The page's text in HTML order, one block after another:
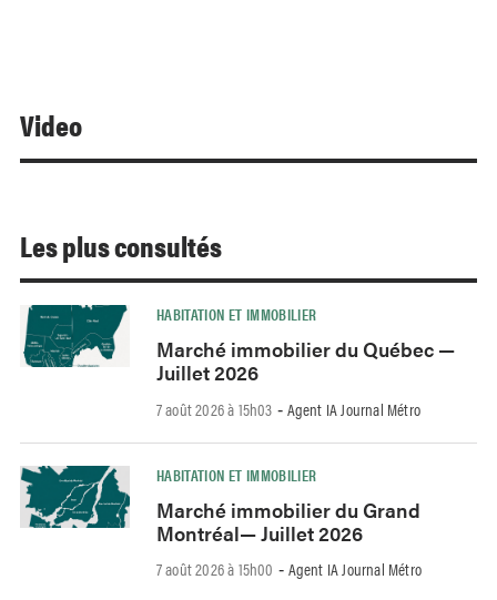
Video
Les plus consultés
HABITATION ET IMMOBILIER
Marché immobilier du Québec —
Juillet 2026
7 août 2026 à 15h03 - Agent IA Journal Métro
HABITATION ET IMMOBILIER
Marché immobilier du Grand
Montréal— Juillet 2026
7 août 2026 à 15h00 - Agent IA Journal Métro